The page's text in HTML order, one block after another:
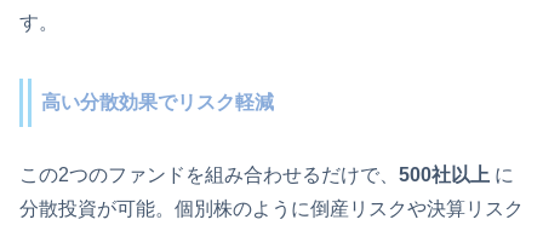
す。
高い分散効果でリスク軽減
この2つのファンドを組み合わせるだけで、 500社以上 に
分散投資が可能。個別株のように倒産リスクや決算リスク